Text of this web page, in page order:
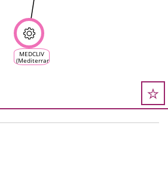
MEDCLIV
(Mediterranean
Climate